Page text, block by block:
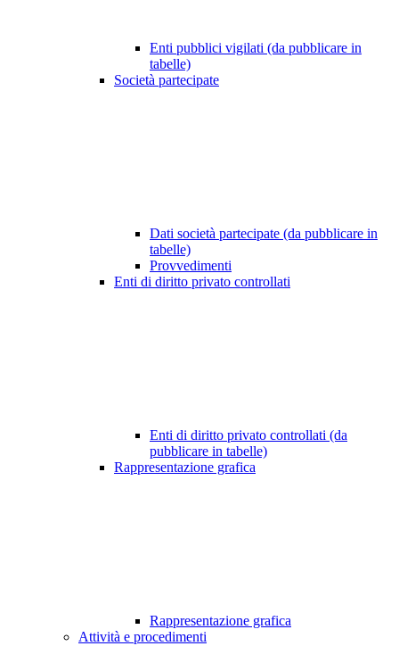
Enti pubblici vigilati (da pubblicare in
tabelle)
Società partecipate
Dati società partecipate (da pubblicare in
tabelle)
Provvedimenti
Enti di diritto privato controllati
Enti di diritto privato controllati (da
pubblicare in tabelle)
Rappresentazione grafica
Rappresentazione grafica
Attività e procedimenti